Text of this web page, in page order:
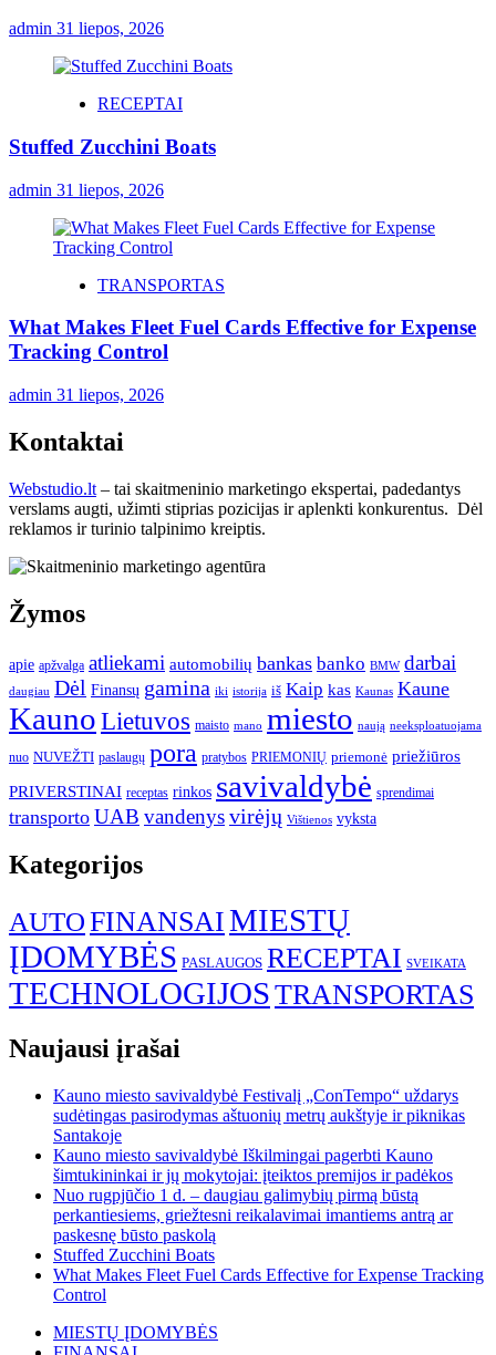
admin 31 liepos, 2026
RECEPTAI
Stuffed Zucchini Boats
admin 31 liepos, 2026
TRANSPORTAS
What Makes Fleet Fuel Cards Effective for Expense
Tracking Control
admin 31 liepos, 2026
Kontaktai
Webstudio.lt – tai skaitmeninio marketingo ekspertai, padedantys
verslams augti, užimti stiprias pozicijas ir aplenkti konkurentus. Dėl
reklamos ir turinio talpinimo kreiptis.
Žymos
apie apžvalga atliekami automobilių bankas banko BMW darbai
daugiau Dėl Finansų gamina iki istorija iš Kaip kas Kaunas Kaune
KaunoLietuvos maisto mano miesto naują neeksploatuojama
nuo NUVEŽTI paslaugų pora pratybos PRIEMONIŲ priemonė priežiūros
PRIVERSTINAI receptas rinkos savivaldybė sprendimai
transporto UAB vandenysvirėjų Vištienos vyksta
Kategorijos
AUTOFINANSAIMIESTŲ
ĮDOMYBĖS PASLAUGOS RECEPTAI SVEIKATA
TECHNOLOGIJOSTRANSPORTAS
Naujausi įrašai
Kauno miesto savivaldybė Festivalį „ConTempo“ uždarys
sudėtingas pasirodymas aštuonių metrų aukštyje ir piknikas
Santakoje
Kauno miesto savivaldybė Iškilmingai pagerbti Kauno
šimtukininkai ir jų mokytojai: įteiktos premijos ir padėkos
Nuo rugpjūčio 1 d. – daugiau galimybių pirmą būstą
perkantiesiems, griežtesni reikalavimai imantiems antrą ar
paskesnę būsto paskolą
Stuffed Zucchini Boats
What Makes Fleet Fuel Cards Effective for Expense Tracking
Control
MIESTŲ ĮDOMYBĖS